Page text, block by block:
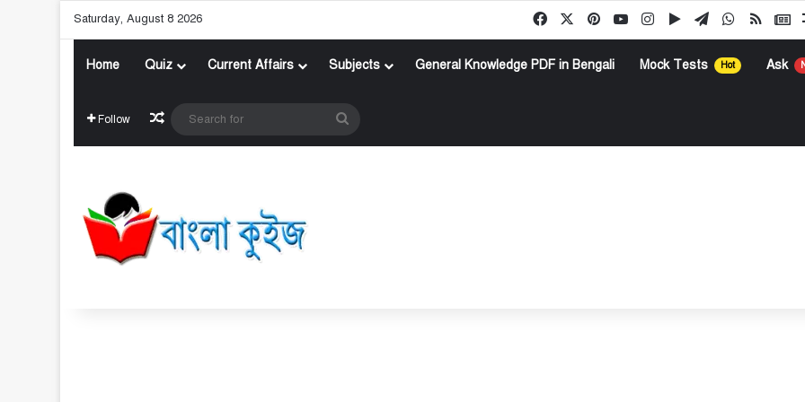
Saturday, August 8 2026 FacebookPinterestYouTubeInstagramGoogle Play
TelegramWhatsApp
RSS
Home Quiz Current Affairs Subjects General Knowledge PDF in Bengali Mock Tests Hot Ask
Follow Random Article
for